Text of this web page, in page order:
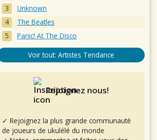
Unknown
The Beatles
Panic! At The Disco
Voir tout: Artistes Tendance
Rejoignez nous!
✓ Rejoignez la plus grande communauté
de joueurs de ukulélé du monde